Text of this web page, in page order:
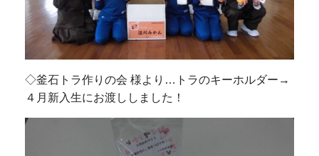
◇釜石トラ作りの会 様より…トラのキーホルダー→
４月新入生にお渡ししました！